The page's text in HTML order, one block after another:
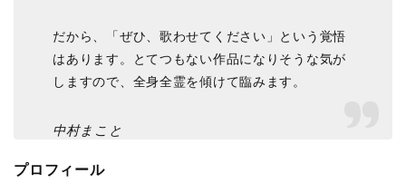
だから、「ぜひ、歌わせてください」という覚悟
はあります。とてつもない作品になりそうな気が
しますので、全身全霊を傾けて臨みます。
中村まこと
プロフィール